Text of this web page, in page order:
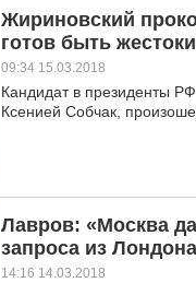
Жириновский
готов быть
09:34 15.03.2018
Кандидат в президенты
Ксенией Собчак,
Лавров: «Москва
запроса из
14:16 14.03.2018